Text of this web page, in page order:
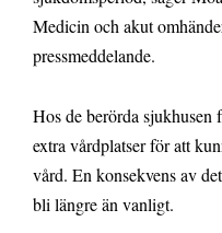
Medicin och akut
pressmeddelande.
Hos de berörda sjukhusen
extra vårdplatser för att
vård. En konsekvens av
bli längre än vanligt.